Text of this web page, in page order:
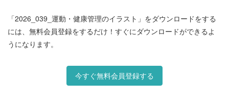
「2026_039_運動・健康管理のイラスト」をダウンロードをする
には、無料会員登録をするだけ！すぐにダウンロードができるよ
うになります。
今すぐ無料会員登録する